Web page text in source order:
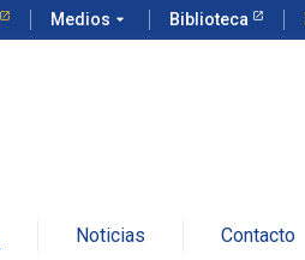
Medios arrow_drop_down Biblioteca
Noticias Contacto